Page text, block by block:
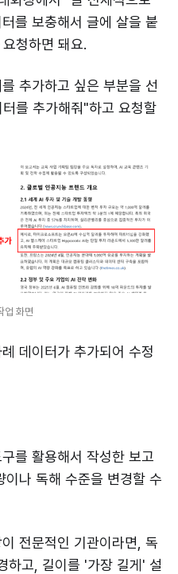
를 보충해서 글에 살을 붙
청하면 돼요.
추가하고 싶은 부분을 선
를 추가해줘"하고 요청할
업 화면
데이터가 추가되어 수정
를 활용해서 작성한 보고
나 독해 수준을 변경할 수
전문적인 기관이라면, 독
하고, 길이를 '가장 길게' 설